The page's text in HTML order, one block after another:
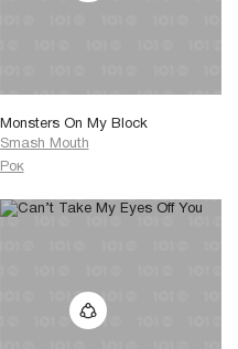
Monsters On My Block
Smash Mouth
Рок